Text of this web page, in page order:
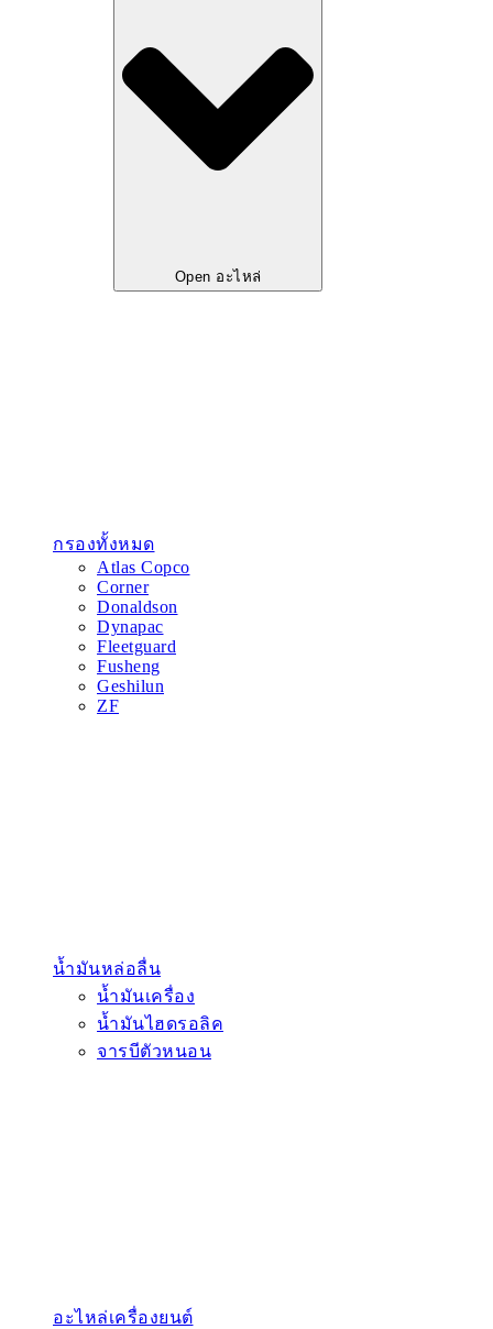
Open อะไหล่
กรองทั้งหมด
Atlas Copco
Corner
Donaldson
Dynapac
Fleetguard
Fusheng
Geshilun
ZF
น้ำมันหล่อลื่น
น้ำมันเครื่อง
น้ำมันไฮดรอลิค
จารบีตัวหนอน
อะไหล่เครื่องยนต์